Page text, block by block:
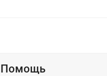
Помощь